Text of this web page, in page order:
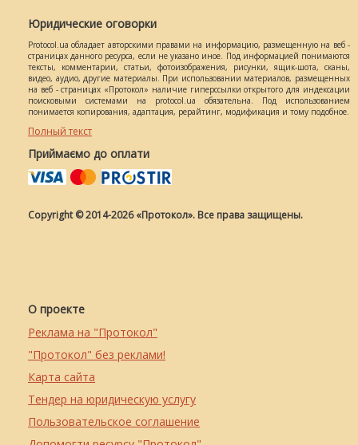
Юридические оговорки
Protocol.ua обладает авторскими правами на информацию, размещенную на веб -
страницах данного ресурса, если не указано иное. Под информацией понимаются
тексты, комментарии, статьи, фотоизображения, рисунки, ящик-шота, сканы,
видео, аудио, другие материалы. При использовании материалов, размещенных
на веб - страницах «Протокол» наличие гиперссылки открытого для индексации
поисковыми системами на protocol.ua обязательна. Под использованием
понимается копирования, адаптация, рерайтинг, модификация и тому подобное.
Полный текст
Приймаємо до оплати
Copyright © 2014-2026 «Протокол». Все права защищены.
О проекте
Реклама на "Протокол"
"Протокол" без реклами!
Карта сайта
Тендер на юридическую услугу
Пользовательское соглашение